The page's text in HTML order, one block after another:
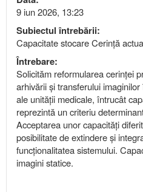
9 iun 2026, 13:23
Subiectul întrebării:
Capacitate stocare Cerință
Întrebare:
Solicităm reformularea cerinței
arhivării și transferului
ale unității medicale, întrucât
reprezintă un criteriu
Acceptarea unor capacități
posibilitate de extindere și
funcționalitatea sistemului.
imagini statice.